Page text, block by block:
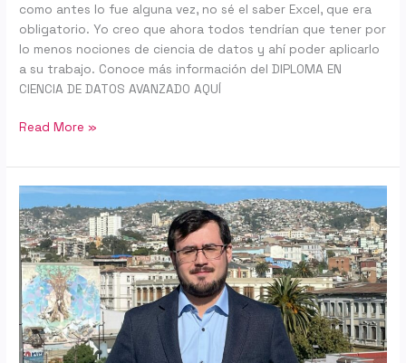
como antes lo fue alguna vez, no sé el saber Excel, que era
obligatorio. Yo creo que ahora todos tendrían que tener por
lo menos nociones de ciencia de datos y ahí poder aplicarlo
a su trabajo. Conoce más información del DIPLOMA EN
CIENCIA DE DATOS AVANZADO AQUÍ
Read More »
Alexis
Jara:
“Quería
aportar
valor
y
generar
información
útil